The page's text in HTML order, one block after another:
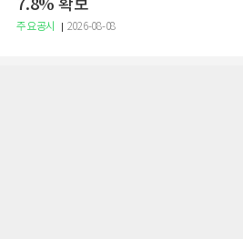
7.8% 확보
주요공시 2026-08-08